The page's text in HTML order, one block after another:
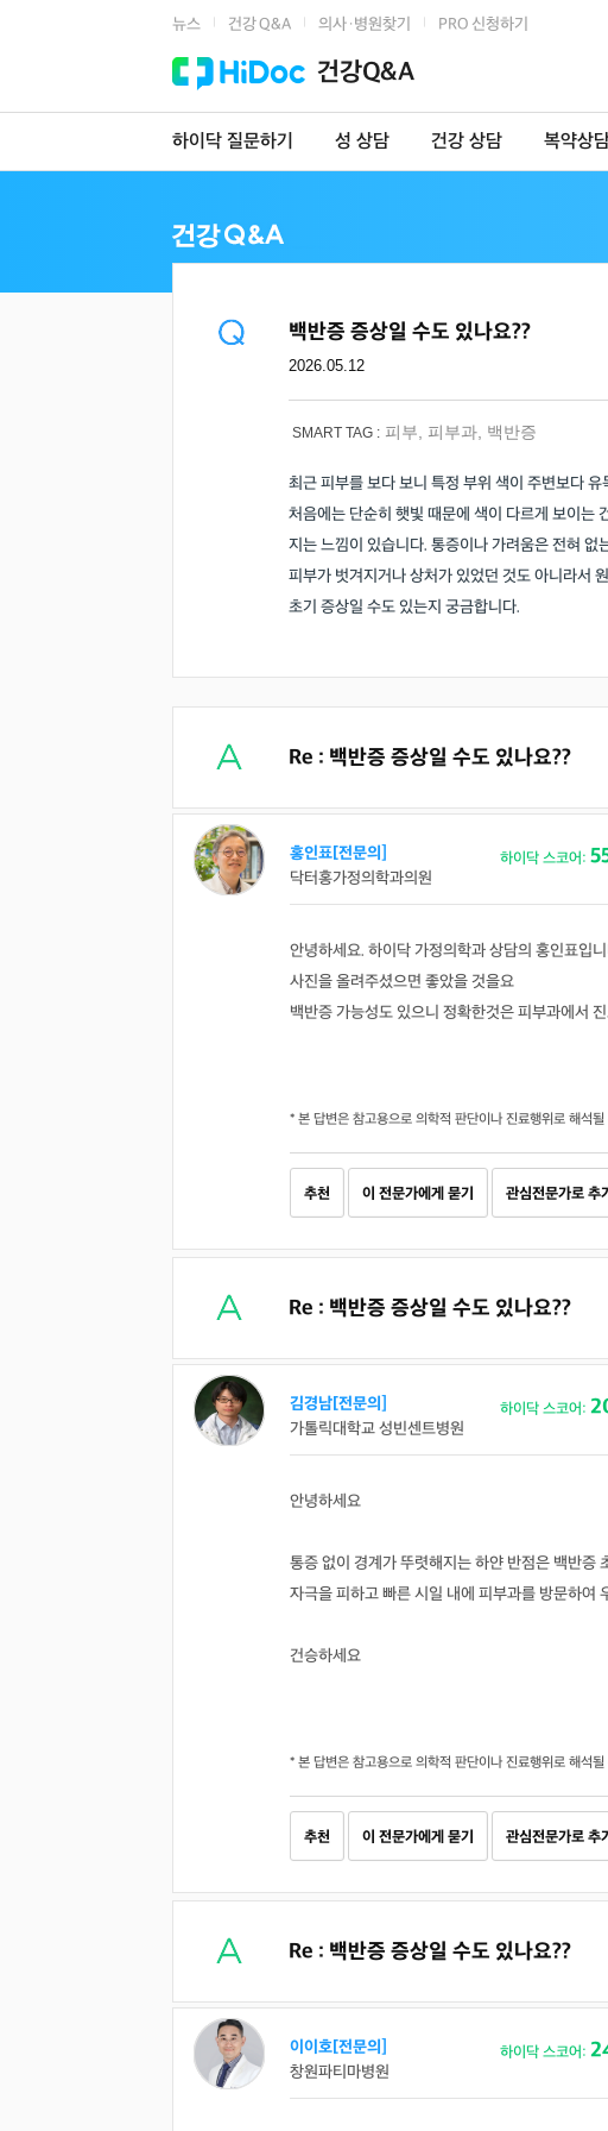
뉴스 건강 Q&A 의사·병원찾기 PRO 신청하기
건강Q&A
하이닥 질문하기 성 상담 건강 상담 복약상
백반증 증상일 수도 있나요??
2026.05.12
SMART TAG : 피부 피부과 백반증
최근 피부를 보다 보니 특정 부위 색이 주변보다
처음에는 단순히 햇빛 때문에 색이 다르게 보이는
지는 느낌이 있습니다. 통증이나 가려움은 전혀 없
피부가 벗겨지거나 상처가 있었던 것도 아니라서
초기 증상일 수도 있는지 궁금합니다.
Re : 백반증 증상일 수도 있나요??
홍인표[전문의]
닥터홍가정의학과의원
하이닥 스코어:
안녕하세요. 하이닥 가정의학과 상담의 홍인표입
사진을 올려주셨으면 좋았을 것을요
백반증 가능성도 있으니 정확한것은 피부과에서
* 본 답변은 참고용으로 의학적 판단이나 진료행위로 해석될
추천 이 전문가에게 묻기 관심전문가로 추
Re : 백반증 증상일 수도 있나요??
김경남[전문의]
가톨릭대학교 성빈센트병원
하이닥 스코어:
안녕하세요
통증 없이 경계가 뚜렷해지는 하얀 반점은 백반증
자극을 피하고 빠른 시일 내에 피부과를 방문하여
건승하세요
* 본 답변은 참고용으로 의학적 판단이나 진료행위로 해석될
추천 이 전문가에게 묻기 관심전문가로 추
Re : 백반증 증상일 수도 있나요??
이이호[전문의]
창원파티마병원
하이닥 스코어: